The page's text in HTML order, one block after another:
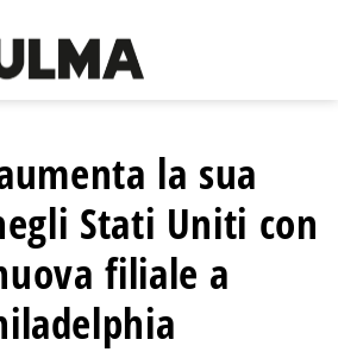
la sua
Stati Uniti con
filiale a